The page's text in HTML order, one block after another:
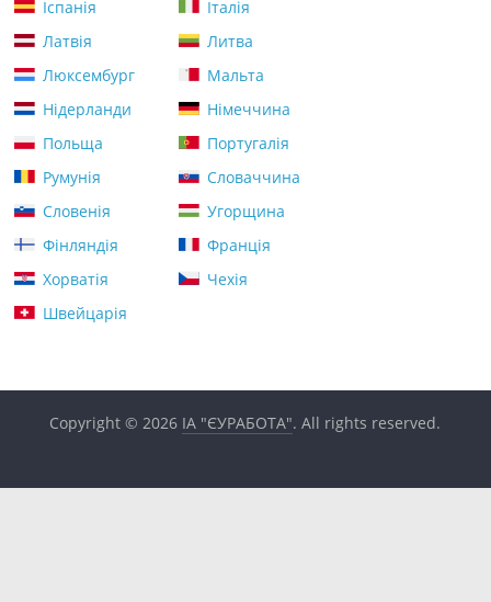
Іспанія
Італія
Латвія
Литва
Люксембург
Мальта
Нідерланди
Німеччина
Польща
Португалія
Румунія
Словаччина
Словенія
Угорщина
Фінляндія
Франція
Хорватія
Чехія
Швейцарія
Copyright © 2026 ІА "ЄУРАБОТА". All rights reserved.